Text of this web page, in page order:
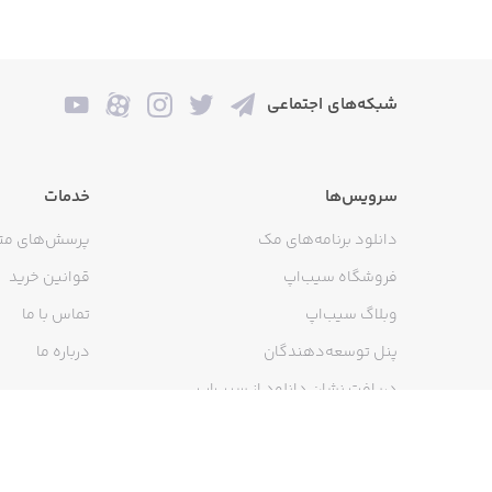
شبکه‌های اجتماعی
سرویس‌ها
دانلود برنامه‌های مک
فروشگاه سیب‌اپ
وبلاگ سیب‌اپ
پنل توسعه‌دهندگان
دریافت نشان دانلود از سیب‌اپ
خدمات
پرسش‌های
قوانین خرید
تماس با ما
درباره ما